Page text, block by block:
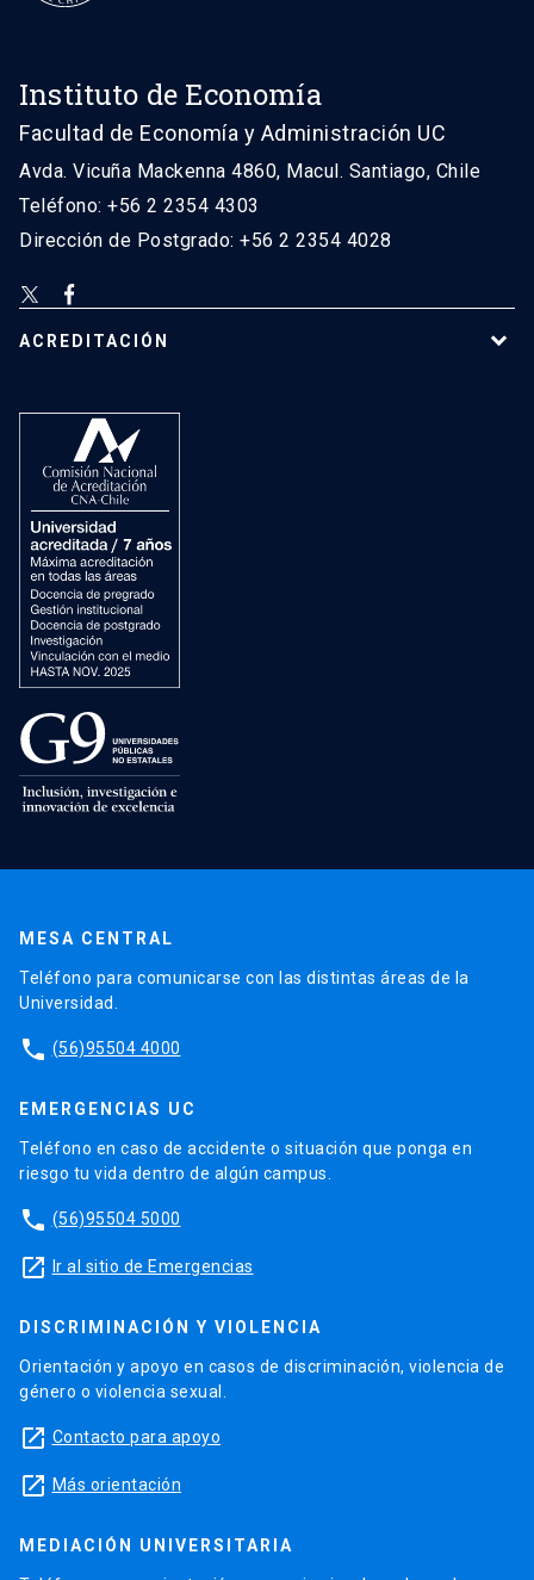
Instituto de Economía
Facultad de Economía y Administración UC
Avda. Vicuña Mackenna 4860, Macul. Santiago, Chile
Teléfono: +56 2 2354 4303
Dirección de Postgrado: +56 2 2354 4028
ACREDITACIÓN
MESA CENTRAL
Teléfono para comunicarse con las distintas áreas de la
Universidad.
phone (56)95504 4000
EMERGENCIAS UC
Teléfono en caso de accidente o situación que ponga en
riesgo tu vida dentro de algún campus.
phone (56)95504 5000
launch Ir al sitio de Emergencias
DISCRIMINACIÓN Y VIOLENCIA
Orientación y apoyo en casos de discriminación, violencia de
género o violencia sexual.
launch Contacto para apoyo
launch Más orientación
MEDIACIÓN UNIVERSITARIA